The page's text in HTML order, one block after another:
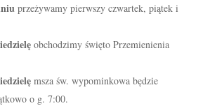
przeżywamy pierwszy czwartek, piątek i
obchodzimy święto Przemienienia
msza św. wypominkowa będzie
o g. 7:00.